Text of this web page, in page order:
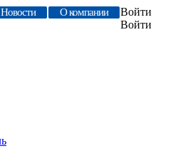
Новости О компании
Войти
Войти